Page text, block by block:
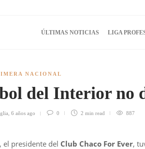
ÚLTIMAS NOTICIAS LIGA
NACIONAL
del Interior no
6 años ago 0 2 min read 887
, el presidente del Club Chaco For Ever,